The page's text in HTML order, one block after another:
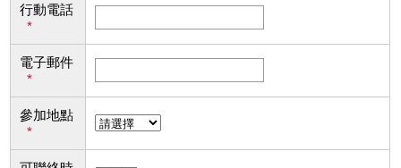
行動電話
*
電子郵件
*
參加地點
*